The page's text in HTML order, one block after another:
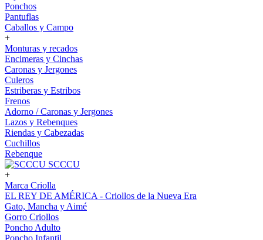
Ponchos
Pantuflas
Caballos y Campo
+
Monturas y recados
Encimeras y Cinchas
Caronas y Jergones
Culeros
Estriberas y Estribos
Frenos
Adorno / Caronas y Jergones
Lazos y Rebenques
Riendas y Cabezadas
Cuchillos
Rebenque
SCCCU
+
Marca Criolla
EL REY DE AMÉRICA - Criollos de la Nueva Era
Gato, Mancha y Aimé
Gorro Criollos
Poncho Adulto
Poncho Infantil